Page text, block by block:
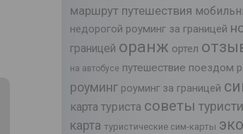
маршрут путешествия
недорогой роуминг за границей
границей оранж ортел
на автобусе путешествие поездом
роуминг роуминг за границей
карта туриста советы
карта туристические сим-карты